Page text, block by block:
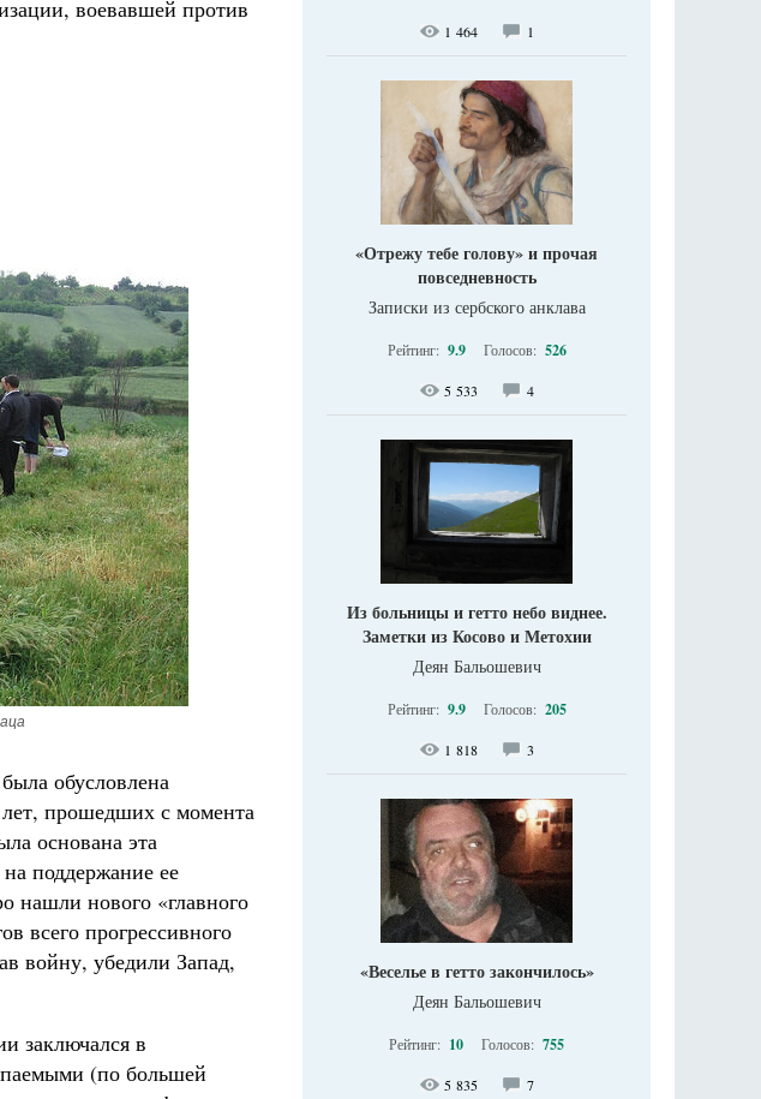
воевавшей против
обусловлена
лет, прошедших с момента
основана эта
поддержание ее
нашли нового «главного
всего прогрессивного
войну, убедили Запад,
заключался в
(по большей
1 464 1
«Отрежу тебе голову» и прочая
повседневность
Записки из сербского анклава
Рейтинг: 9.9 Голосов: 526
5 533 4
Из больницы и гетто небо виднее.
Заметки из Косово и Метохии
Деян Бальошевич
Рейтинг: 9.9 Голосов: 205
1 818 3
«Веселье в гетто закончилось»
Деян Бальошевич
Рейтинг: 10 Голосов: 755
5 835 7